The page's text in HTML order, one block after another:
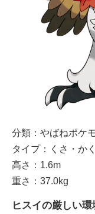
分類：やばねポケ
タイプ：くさ・か
高さ：1.6m
重さ：37.0kg
ヒスイの厳しい